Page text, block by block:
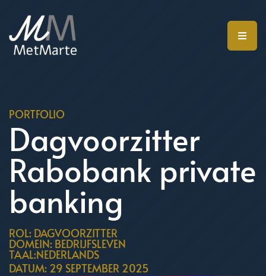
PORTFOLIO
Dagvoorzitter
Rabobank private
banking
ROL: DAGVOORZITTER
DOMEIN: BEDRIJFSLEVEN
TAAL:NEDERLANDS
DATUM: 29 SEPTEMBER 2025